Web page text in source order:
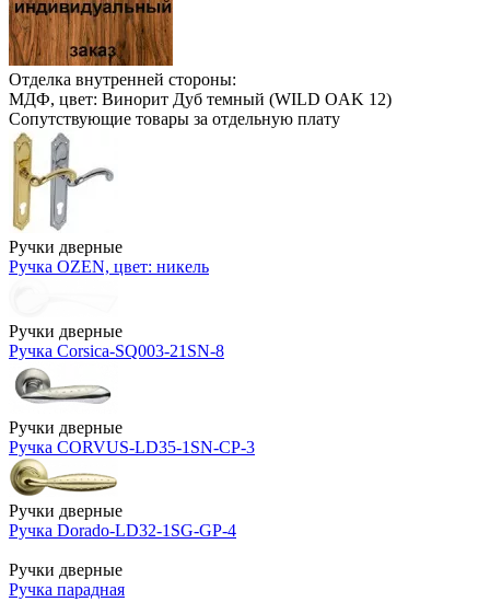
Отделка внутренней стороны:
МДФ, цвет: Винорит Дуб темный (WILD OAK 12)
Сопутствующие товары за отдельную плату
Ручки дверные
Ручка OZEN, цвет: никель
Ручки дверные
Ручка Corsica-SQ003-21SN-8
Ручки дверные
Ручка CORVUS-LD35-1SN-CP-3
Ручки дверные
Ручка Dorado-LD32-1SG-GP-4
Ручки дверные
Ручка парадная